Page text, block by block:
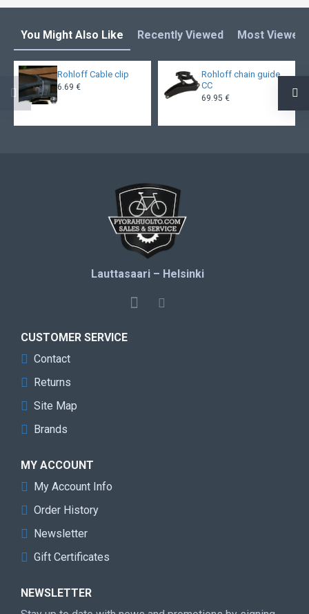
You Might Also Like Recently Viewed Most Viewed
Rohloff Cable clip
6.69 €
Rohloff chain guide
CC
69.95 €
Lauttasaari – Helsinki
CUSTOMER SERVICE
Contact
Returns
Site Map
Brands
MY ACCOUNT
My Account Info
Order History
Newsletter
Gift Certificates
NEWSLETTER